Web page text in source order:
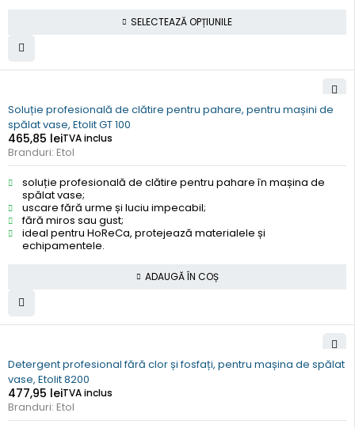
SELECTEAZĂ OPȚIUNILE
Soluție profesională de clătire pentru pahare, pentru mașini de
spălat vase, Etolit GT 100
465,85 leiTVA inclus
Branduri: Etol
soluție profesională de clătire pentru pahare în mașina de
spălat vase;
uscare fără urme și luciu impecabil;
fără miros sau gust;
ideal pentru HoReCa, protejează materialele și
echipamentele.
ADAUGĂ ÎN COȘ
Detergent profesional fără clor și fosfați, pentru mașina de spălat
vase, Etolit 8200
477,95 leiTVA inclus
Branduri: Etol